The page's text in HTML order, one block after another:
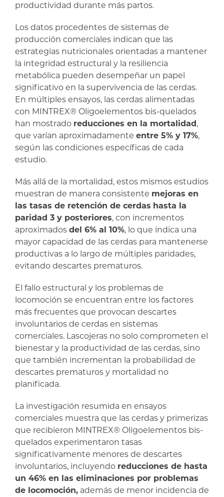
productividad durante más partos.
Los datos procedentes de sistemas de
producción comerciales indican que las
estrategias nutricionales orientadas a mantener
la integridad estructural y la resiliencia
metabólica pueden desempeñar un papel
significativo en la supervivencia de las cerdas.
En múltiples ensayos, las cerdas alimentadas
con MINTREX® Oligoelementos bis-quelados
han mostrado reducciones en la mortalidad ,
que varían aproximadamente entre 5% y 17%,
según las condiciones específicas de cada
estudio.
Más allá de la mortalidad, estos mismos estudios
muestran de manera consistente mejoras en
las tasas de retención de cerdas hasta la
paridad 3 y posteriores, con incrementos
aproximados del 6% al 10%, lo que indica una
mayor capacidad de las cerdas para mantenerse
productivas a lo largo de múltiples paridades,
evitando descartes prematuros.
El fallo estructural y los problemas de
locomoción se encuentran entre los factores
más frecuentes que provocan descartes
involuntarios de cerdas en sistemas
comerciales. Lascojeras no solo comprometen el
bienestar y la productividad de las cerdas, sino
que también incrementan la probabilidad de
descartes prematuros y mortalidad no
planificada.
La investigación resumida en ensayos
comerciales muestra que las cerdas y primerizas
que recibieron MINTREX® Oligoelementos bis-
quelados experimentaron tasas
significativamente menores de descartes
involuntarios, incluyendo reducciones de hasta
un 46% en las eliminaciones por problemas
de locomoción, además de menor incidencia de